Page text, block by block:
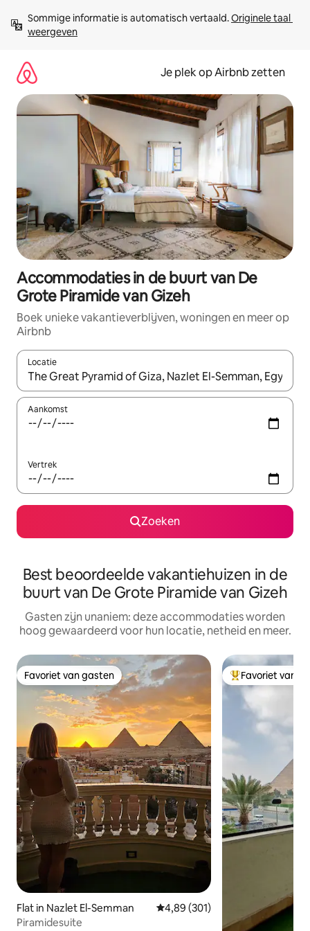
direct
naar
Sommige informatie is automatisch vertaald. Originele taal
weergeven
Je plek op Airbnb zetten
Accommodaties in de buurt van De
Grote Piramide van Gizeh
Boek unieke vakantieverblijven, woningen en meer op
Airbnb
Locatie
Wanneer er resultaten beschikbaar zijn, maak je een keuze
Aankomst
Vertrek
Zoeken
Best beoordeelde vakantiehuizen in de
buurt van De Grote Piramide van Gizeh
Gasten zijn unaniem: deze accommodaties worden
hoog gewaardeerd voor hun locatie, netheid en meer.
Favoriet van gasten
Favoriet van gasten
Flat in Nazlet El-Semman Gemiddelde beoordeling van
4,89 (301)
Piramidesuite
Topfavoriet van
Favoriet van